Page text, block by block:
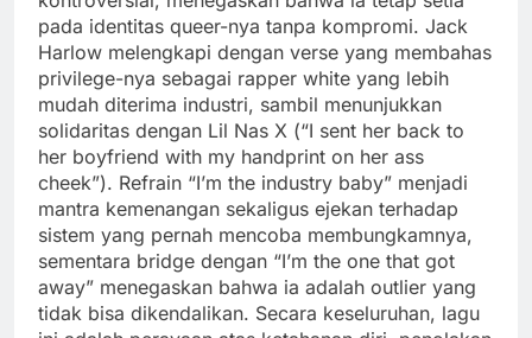
pada identitas queer-nya tanpa kompromi. Jack
Harlow melengkapi dengan verse yang membahas
privilege-nya sebagai rapper white yang lebih
mudah diterima industri, sambil menunjukkan
solidaritas dengan Lil Nas X (“I sent her back to
her boyfriend with my handprint on her ass
cheek”). Refrain “I’m the industry baby” menjadi
mantra kemenangan sekaligus ejekan terhadap
sistem yang pernah mencoba membungkamnya,
sementara bridge dengan “I’m the one that got
away” menegaskan bahwa ia adalah outlier yang
tidak bisa dikendalikan. Secara keseluruhan, lagu